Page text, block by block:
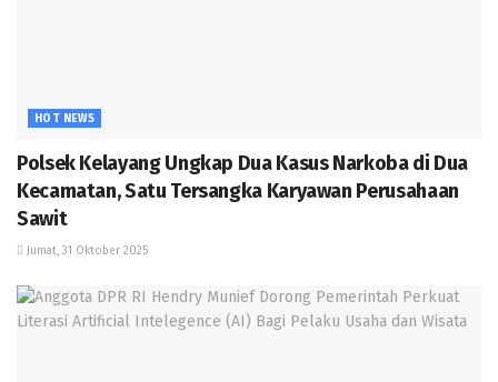
HOT NEWS
Polsek Kelayang Ungkap Dua Kasus Narkoba di Dua
Kecamatan, Satu Tersangka Karyawan Perusahaan
Sawit
Jumat, 31 Oktober 2025